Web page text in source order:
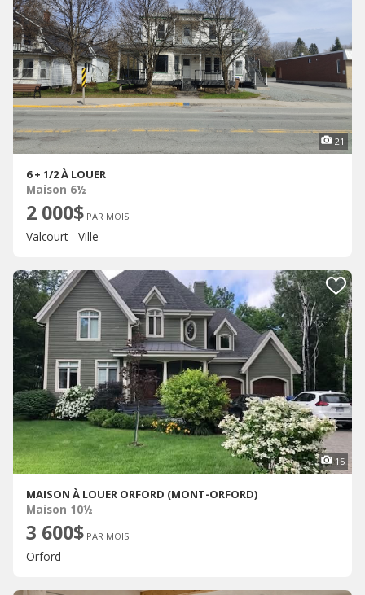
21
6 + 1/2 À LOUER
Maison 6½
2 000$ PAR MOIS
Valcourt - Ville
15
MAISON À LOUER ORFORD (MONT-ORFORD)
Maison 10½
3 600$ PAR MOIS
Orford